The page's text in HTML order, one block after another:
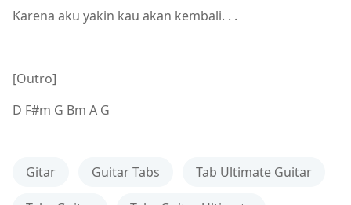
Karena aku yakin kau akan kembali. . .
[Outro]
D F#m G Bm A G
Gitar Guitar Tabs Tab Ultimate Guitar